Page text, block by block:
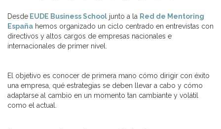
Desde EUDE Business School junto a la Red de Mentoring
España hemos organizado un ciclo centrado en entrevistas con
directivos y altos cargos de empresas nacionales e
internacionales de primer nivel.
El objetivo es conocer de primera mano cómo dirigir con éxito
una empresa, qué estrategias se deben llevar a cabo y cómo
adaptarse al cambio en un momento tan cambiante y volátil
como el actual.